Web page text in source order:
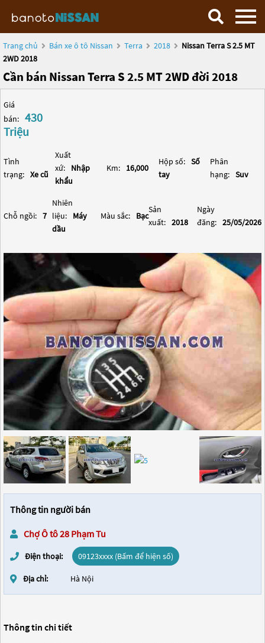
Trang chủ Bán xe ô tô Nissan Terra 2018
Nissan Terra S 2.5 MT
2WD 2018
Cần bán Nissan Terra S 2.5 MT 2WD đời 2018
Giá
bán: 430
Triệu
Tình
trạng: Xe cũ
Xuất
xứ:
Nhập
khẩu
Km: 16,000
Hộp số: Số
tay
Phân
hạng: Suv
Chỗ ngồi: 7
Nhiên
liệu:
Máy
dầu
Màu sắc: Bạc
Sản
xuất: 2018
Ngày
đăng: 25/05/2026
Thông tin người bán
Chợ Ô tô 28 Phạm Tu
Điện thoại: 09123xxxx (Bấm để hiện số)
Địa chỉ: Hà Nội
Thông tin chi tiết